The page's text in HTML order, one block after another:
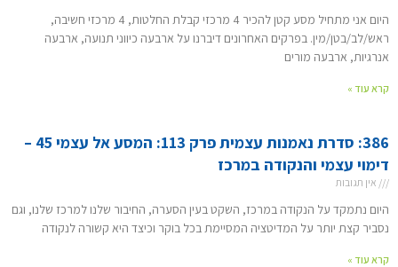
היום אני מתחיל מסע קטן להכיר 4 מרכזי קבלת החלטות, 4 מרכזי חשיבה,
ראש/לב/בטן/מין. בפרקים האחרונים דיברנו על ארבעה כיווני תנועה, ארבעה
אנרגיות, ארבעה מורים
קרא עוד »
386: סדרת נאמנות עצמית פרק 113: המסע אל עצמי 45 –
דימוי עצמי והנקודה במרכז
אין תגובות
היום נתמקד על הנקודה במרכז, השקט בעין הסערה, החיבור שלנו למרכז שלנו, וגם
נסביר קצת יותר על המדיטציה המסיימת בכל בוקר וכיצד היא קשורה לנקודה
קרא עוד »